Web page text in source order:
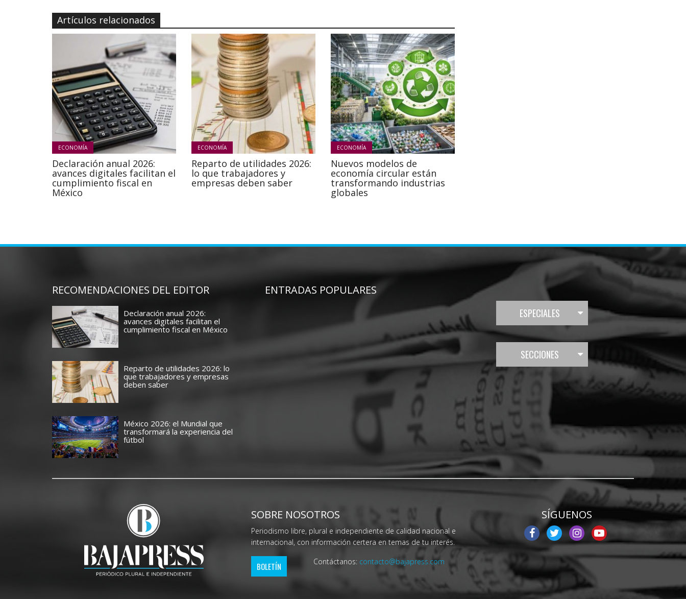
Artículos relacionados
ECONOMÍA
Declaración anual 2026:
avances digitales facilitan el
cumplimiento fiscal en
México
ECONOMÍA
Reparto de utilidades 2026:
lo que trabajadores y
empresas deben saber
ECONOMÍA
Nuevos modelos de
economía circular están
transformando industrias
globales
RECOMENDACIONES DEL EDITOR
Declaración anual 2026:
avances digitales facilitan el
cumplimiento fiscal en México
Reparto de utilidades 2026: lo
que trabajadores y empresas
deben saber
México 2026: el Mundial que
transformará la experiencia del
fútbol
ENTRADAS POPULARES
ESPECIALES
SECCIONES
SOBRE NOSOTROS
Periodismo libre, plural e independiente de calidad nacional e
internacional, con información certera en temas de tu interés.
BOLETÍN Contáctanos: contacto@bajapress.com
SÍGUENOS